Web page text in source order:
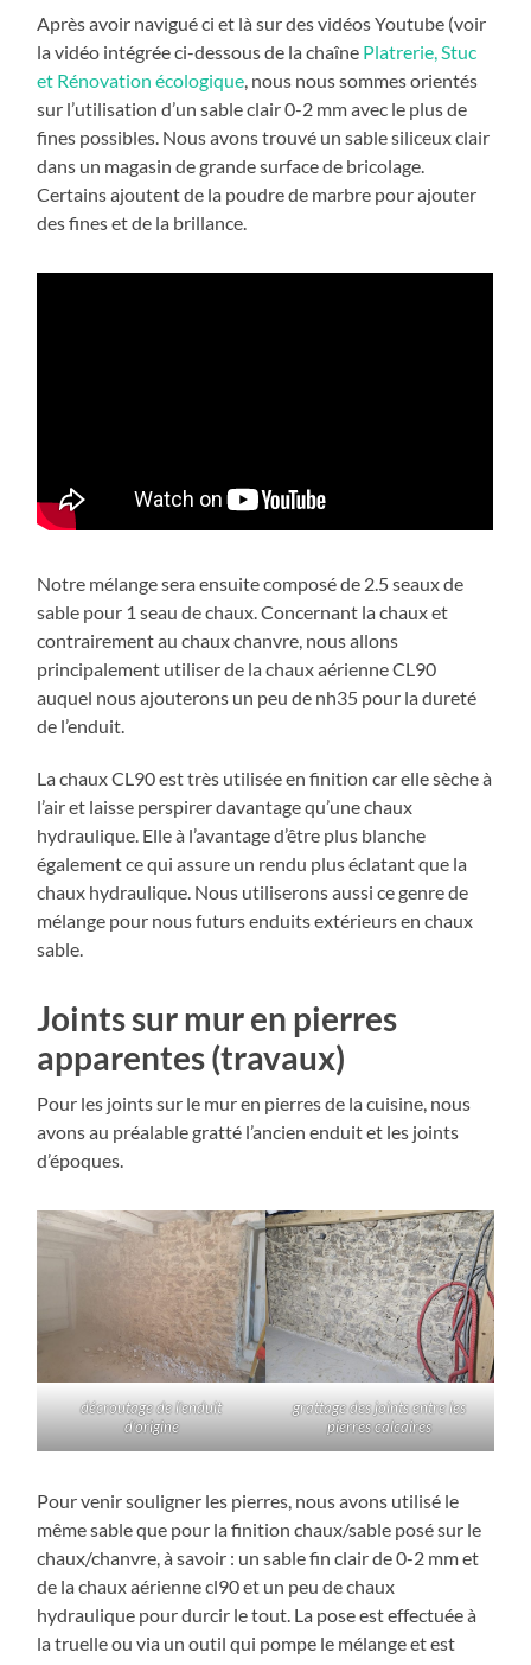
Après avoir navigué ci et là sur des vidéos Youtube (voir
la vidéo intégrée ci-dessous de la chaîne Platrerie, Stuc
et Rénovation écologique, nous nous sommes orientés
sur l’utilisation d’un sable clair 0-2 mm avec le plus de
fines possibles. Nous avons trouvé un sable siliceux clair
dans un magasin de grande surface de bricolage.
Certains ajoutent de la poudre de marbre pour ajouter
des fines et de la brillance.
Notre mélange sera ensuite composé de 2.5 seaux de
sable pour 1 seau de chaux. Concernant la chaux et
contrairement au chaux chanvre, nous allons
principalement utiliser de la chaux aérienne CL90
auquel nous ajouterons un peu de nh35 pour la dureté
de l’enduit.
La chaux CL90 est très utilisée en finition car elle sèche à
l’air et laisse perspirer davantage qu’une chaux
hydraulique. Elle à l’avantage d’être plus blanche
également ce qui assure un rendu plus éclatant que la
chaux hydraulique. Nous utiliserons aussi ce genre de
mélange pour nous futurs enduits extérieurs en chaux
sable.
Joints sur mur en pierres
apparentes (travaux)
Pour les joints sur le mur en pierres de la cuisine, nous
avons au préalable gratté l’ancien enduit et les joints
d’époques.
décroutage de l’enduit
d’origine
grattage des joints entre les
pierres calcaires
Pour venir souligner les pierres, nous avons utilisé le
même sable que pour la finition chaux/sable posé sur le
chaux/chanvre, à savoir : un sable fin clair de 0-2 mm et
de la chaux aérienne cl90 et un peu de chaux
hydraulique pour durcir le tout. La pose est effectuée à
la truelle ou via un outil qui pompe le mélange et est